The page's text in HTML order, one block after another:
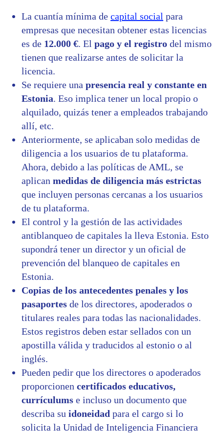
La cuantía mínima de capital social para
empresas que necesitan obtener estas licencias
es de 12.000 €. El pago y el registro del mismo
tienen que realizarse antes de solicitar la
licencia.
Se requiere una presencia real y constante en
Estonia. Eso implica tener un local propio o
alquilado, quizás tener a empleados trabajando
allí, etc.
Anteriormente, se aplicaban solo medidas de
diligencia a los usuarios de tu plataforma.
Ahora, debido a las políticas de AML, se
aplican medidas de diligencia más estrictas
que incluyen personas cercanas a los usuarios
de tu plataforma.
El control y la gestión de las actividades
antiblanqueo de capitales la lleva Estonia. Esto
supondrá tener un director y un oficial de
prevención del blanqueo de capitales en
Estonia.
Copias de los antecedentes penales y los
pasaportes de los directores, apoderados o
titulares reales para todas las nacionalidades.
Estos registros deben estar sellados con un
apostilla válida y traducidos al estonio o al
inglés.
Pueden pedir que los directores o apoderados
proporcionen certificados educativos,
currículums e incluso un documento que
describa su idoneidad para el cargo si lo
solicita la Unidad de Inteligencia Financiera